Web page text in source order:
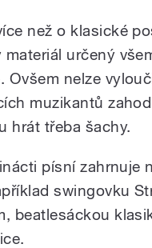
než o klasické
materiál určený
Ovšem nelze
muzikantů
hrát třeba šachy.
písní zahrnuje
swingovku
beatlesáckou